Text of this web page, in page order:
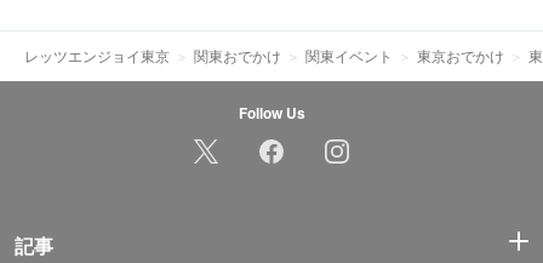
レッツエンジョイ東京 関東おでかけ 関東イベント 東京おでかけ
Follow Us
記事